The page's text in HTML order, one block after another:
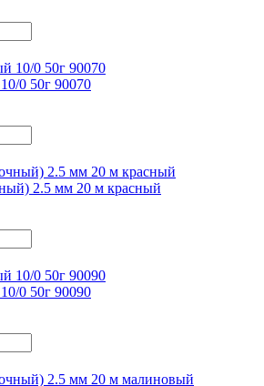
0 50г 90070
2.5 мм 20 м красный
0 50г 90090